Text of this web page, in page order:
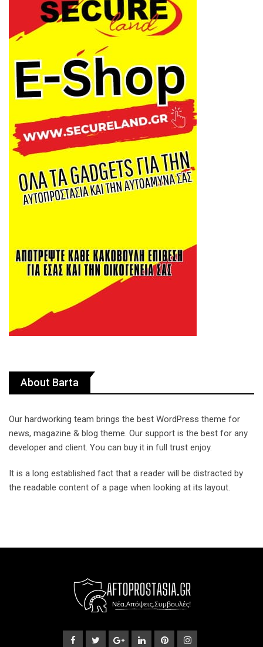
About Barta
Our hardworking team brings the best WordPress theme for
news, magazine & blog theme. Our support is the best for any
developer and client. You can buy it in full trust enjoy.
It is a long established fact that a reader will be distracted by
the readable content of a page when looking at its layout.